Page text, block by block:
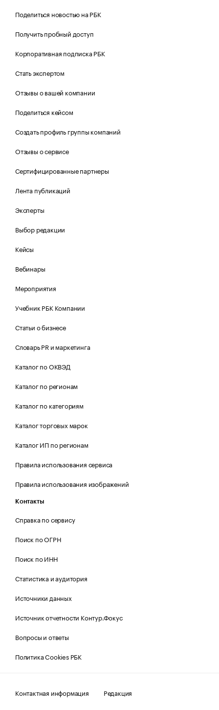
Поделиться новостью на РБК
Получить пробный доступ
Корпоративная подписка РБК
Стать экспертом
Отзывы о вашей компании
Поделиться кейсом
Создать профиль группы компаний
Отзывы о сервисе
Сертифицированные партнеры
Лента публикаций
Эксперты
Выбор редакции
Кейсы
Вебинары
Мероприятия
Учебник РБК Компании
Статьи о бизнесе
Словарь PR и маркетинга
Каталог по ОКВЭД
Каталог по регионам
Каталог по категориям
Каталог торговых марок
Каталог ИП по регионам
Правила использования сервиса
Правила использования изображений
Контакты
Справка по сервису
Поиск по ОГРН
Поиск по ИНН
Статистика и аудитория
Источники данных
Источник отчетности Контур.Фокус
Вопросы и ответы
Политика Cookies РБК
Контактная информация
Редакция